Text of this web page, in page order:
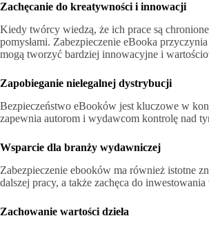
Zachęcanie do kreatywności i innowacji
Kiedy twórcy wiedzą, że ich prace są
pomysłami. Zabezpieczenie eBooka
mogą tworzyć bardziej innowacyjne i
Zapobieganie nielegalnej dystrybucji
Bezpieczeństwo eBooków jest kluczowe w
zapewnia autorom i wydawcom kontrolę nad
Wsparcie dla branży wydawniczej
Zabezpieczenie ebooków ma również istotne
dalszej pracy, a także zachęca do
Zachowanie wartości dzieła